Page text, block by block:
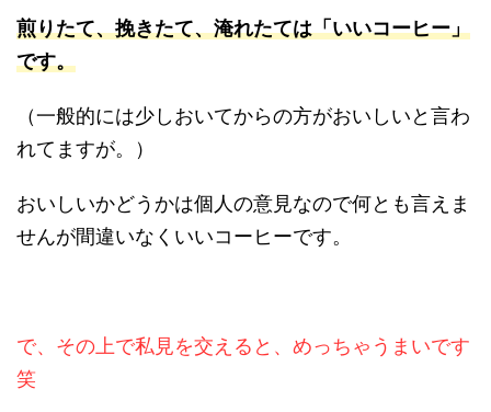
煎りたて、挽きたて、淹れたては「いいコーヒー」
です。
（一般的には少しおいてからの方がおいしいと言わ
れてますが。）
おいしいかどうかは個人の意見なので何とも言えま
せんが間違いなくいいコーヒーです。
で、その上で私見を交えると、めっちゃうまいです
笑